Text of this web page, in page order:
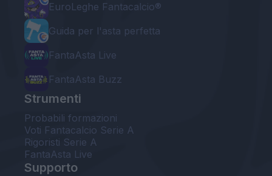
EuroLeghe Fantacalcio®
Guida per l'asta perfetta
FantaAsta Live
FantaAsta Buzz
Strumenti
Probabili formazioni
Voti Fantacalcio Serie A
Rigoristi Serie A
FantaAsta Live
Supporto